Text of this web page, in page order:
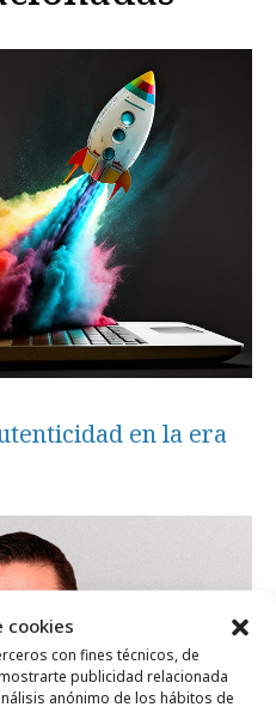
cookies
con fines técnicos, de
publicidad relacionada
anónimo de los hábitos de
en la era